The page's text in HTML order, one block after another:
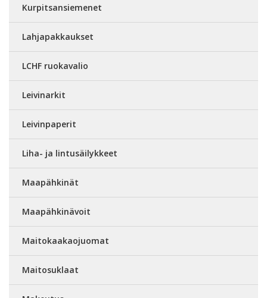
Kurpitsansiemenet
Lahjapakkaukset
LCHF ruokavalio
Leivinarkit
Leivinpaperit
Liha- ja lintusäilykkeet
Maapähkinät
Maapähkinävoit
Maitokaakaojuomat
Maitosuklaat